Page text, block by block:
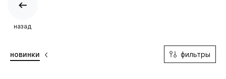
назад
новинки фильтры